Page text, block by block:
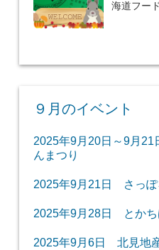
海道フー
９月のイベント
2025年9月20日～9月
んまつり
2025年9月21日 さっぽ
2025年9月28日 とかち
2025年9月6日 北見地